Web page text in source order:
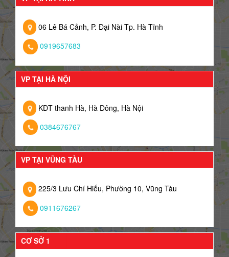
06 Lê Bá Cảnh, P. Đại Nài Tp. Hà Tĩnh
0919657683
VP TẠI HÀ NỘI
KĐT thanh Hà, Hà Đông, Hà Nội
0384676767
VP TẠI VŨNG TÀU
225/3 Lưu Chí Hiếu, Phường 10, Vũng Tàu
0911676267
CƠ SỞ 1